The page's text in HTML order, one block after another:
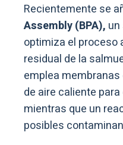
Recientemente se
Assembly (BPA),
optimiza el proceso
residual de la
emplea
de aire caliente
mientras que un
posibles